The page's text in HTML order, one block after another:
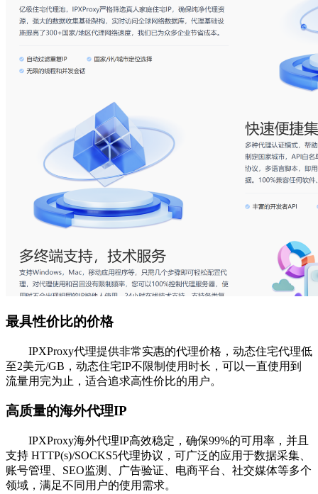
最具性价比的价格
IPXProxy代理提供非常实惠的代理价格，动态住宅代理低
至2美元/GB，动态住宅IP不限制使用时长，可以一直使用到
流量用完为止，适合追求高性价比的用户。
高质量的海外代理IP
IPXProxy海外代理IP高效稳定，确保99%的可用率，并且
支持 HTTP(s)/SOCKS5代理协议，可广泛的应用于数据采集、
账号管理、SEO监测、广告验证、电商平台、社交媒体等多个
领域，满足不同用户的使用需求。